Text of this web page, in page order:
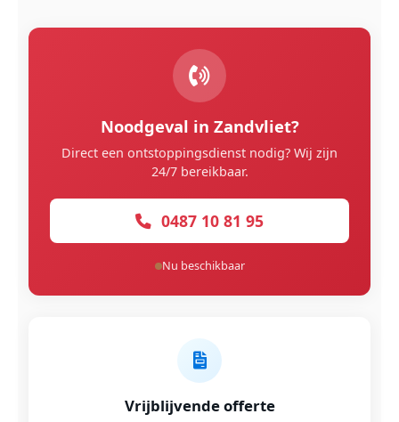
Noodgeval in Zandvliet?
Direct een ontstoppingsdienst nodig? Wij zijn
24/7 bereikbaar.
0487 10 81 95
Nu beschikbaar
Vrijblijvende offerte